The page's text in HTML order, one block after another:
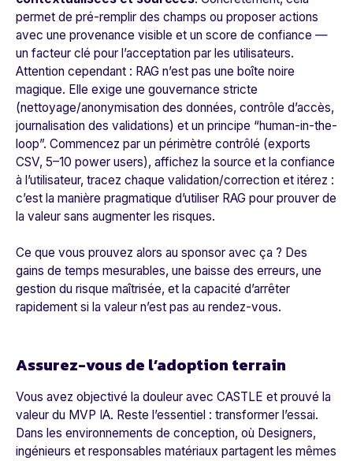
permet de pré-remplir des champs ou proposer actions
avec une provenance visible et un score de confiance —
un facteur clé pour l’acceptation par les utilisateurs.
Attention cependant : RAG n’est pas une boîte noire
magique. Elle exige une gouvernance stricte
(nettoyage/anonymisation des données, contrôle d’accès,
journalisation des validations) et un principe “human-in-the-
loop”. Commencez par un périmètre contrôlé (exports
CSV, 5–10 power users), affichez la source et la confiance
à l’utilisateur, tracez chaque validation/correction et itérez :
c’est la manière pragmatique d’utiliser RAG pour prouver de
la valeur sans augmenter les risques.
Ce que vous prouvez alors au sponsor avec ça ? Des
gains de temps mesurables, une baisse des erreurs, une
gestion du risque maîtrisée, et la capacité d’arrêter
rapidement si la valeur n’est pas au rendez-vous.
Assurez-vous de l’adoption terrain
Vous avez objectivé la douleur avec CASTLE et prouvé la
valeur du MVP IA. Reste l’essentiel : transformer l’essai.
Dans les environnements de conception, où Designers,
ingénieurs et responsables matériaux partagent les mêmes